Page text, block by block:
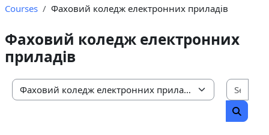
Courses Фаховий коледж електронних приладів
Фаховий коледж електронних
приладів
Course categories
Search